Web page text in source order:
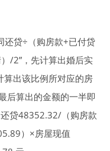
还贷÷（购房款+已付贷
/2”，先计算出婚后实
算出该比例所对应的房
后算出的金额的一半即
贷48352.32/（购房款
）×房屋现值